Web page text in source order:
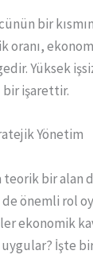
bir
oranı,
Yüksek
işarettir.
Yönetim
teorik bir alan
önemli rol
ekonomik
uygular? İşte